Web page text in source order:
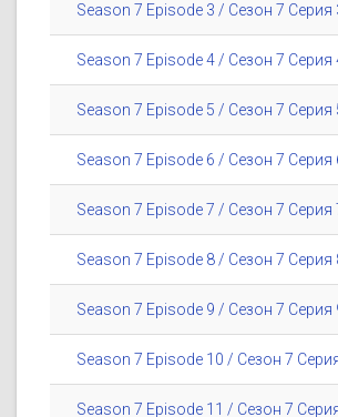
Season 7 Episode 3 / Сезон 7 Серия
Season 7 Episode 4 / Сезон 7 Серия
Season 7 Episode 5 / Сезон 7 Серия
Season 7 Episode 6 / Сезон 7 Серия
Season 7 Episode 7 / Сезон 7 Серия
Season 7 Episode 8 / Сезон 7 Серия
Season 7 Episode 9 / Сезон 7 Серия
Season 7 Episode 10 / Сезон 7
Season 7 Episode 11 / Сезон 7